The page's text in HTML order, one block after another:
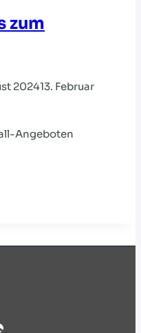
zum
202413. Februar
Angeboten